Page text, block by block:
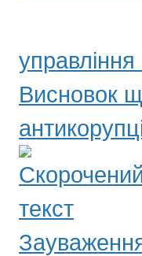
Висновок